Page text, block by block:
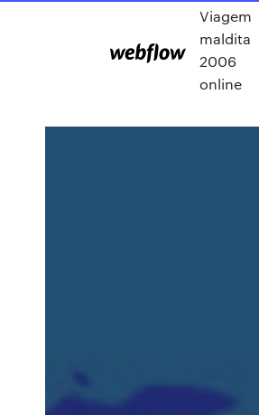
Viagem
maldita
2006
online